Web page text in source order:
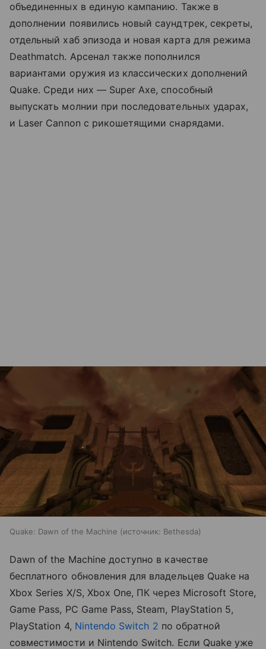
объединенных в единую кампанию. Также в
дополнении появились новый саундтрек, секреты,
отдельный хаб эпизода и новая карта для режима
Deathmatch. Арсенал также пополнился
вариантами оружия из классических дополнений
Quake. Среди них — Super Axe, способный
выпускать молнии при последовательных ударах,
и Laser Cannon с рикошетящими снарядами.
Quake: Dawn of the Machine источник: Bethesda
Dawn of the Machine доступно в качестве
бесплатного обновления для владельцев Quake на
Xbox Series X/S, Xbox One, ПК через Microsoft Store,
Game Pass, PC Game Pass, Steam, PlayStation 5,
PlayStation 4, Nintendo Switch 2 по обратной
совместимости и Nintendo Switch. Если Quake уже